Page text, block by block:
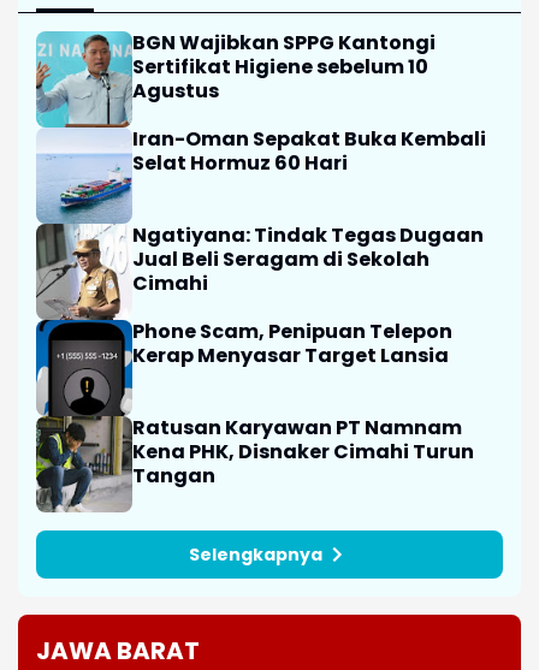
BGN Wajibkan SPPG Kantongi
Sertifikat Higiene sebelum 10
Agustus
Iran-Oman Sepakat Buka Kembali
Selat Hormuz 60 Hari
Ngatiyana: Tindak Tegas Dugaan
Jual Beli Seragam di Sekolah
Cimahi
Phone Scam, Penipuan Telepon
Kerap Menyasar Target Lansia
Ratusan Karyawan PT Namnam
Kena PHK, Disnaker Cimahi Turun
Tangan
Selengkapnya
JAWA BARAT